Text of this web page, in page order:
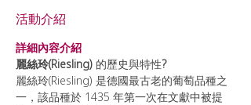
活動介紹
詳細內容介紹
麗絲玲(Riesling) 的歷史與特性?
麗絲玲(Riesling) 是德國最古老的葡萄品種之
一，該品種於 1435 年第一次在文獻中被提